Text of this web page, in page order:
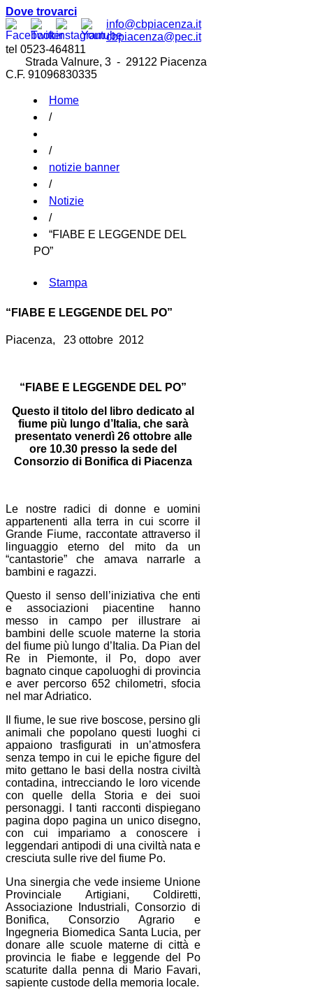
Dove trovarci
info@cbpiacenza.it
cbpiacenza@pec.it
tel 0523-464811
Strada Valnure, 3 - 29122 Piacenza
C.F. 91096830335
Home
/
/
notizie banner
/
Notizie
/
“FIABE E LEGGENDE DEL
PO”
Stampa
“FIABE E LEGGENDE DEL PO”
Piacenza, 23 ottobre 2012
“FIABE E LEGGENDE DEL PO”
Questo il titolo del libro dedicato al
fiume più lungo d’Italia, che sarà
presentato venerdì 26 ottobre alle
ore 10.30 presso la sede del
Consorzio di Bonifica di Piacenza
Le nostre radici di donne e uomini
appartenenti alla terra in cui scorre il
Grande Fiume, raccontate attraverso il
linguaggio eterno del mito da un
“cantastorie” che amava narrarle a
bambini e ragazzi.
Questo il senso dell’iniziativa che enti
e associazioni piacentine hanno
messo in campo per illustrare ai
bambini delle scuole materne la storia
del fiume più lungo d’Italia. Da Pian del
Re in Piemonte, il Po, dopo aver
bagnato cinque capoluoghi di provincia
e aver percorso 652 chilometri, sfocia
nel mar Adriatico.
Il fiume, le sue rive boscose, persino gli
animali che popolano questi luoghi ci
appaiono trasfigurati in un’atmosfera
senza tempo in cui le epiche figure del
mito gettano le basi della nostra civiltà
contadina, intrecciando le loro vicende
con quelle della Storia e dei suoi
personaggi. I tanti racconti dispiegano
pagina dopo pagina un unico disegno,
con cui impariamo a conoscere i
leggendari antipodi di una civiltà nata e
cresciuta sulle rive del fiume Po.
Una sinergia che vede insieme Unione
Provinciale Artigiani, Coldiretti,
Associazione Industriali, Consorzio di
Bonifica, Consorzio Agrario e
Ingegneria Biomedica Santa Lucia, per
donare alle scuole materne di città e
provincia le fiabe e leggende del Po
scaturite dalla penna di Mario Favari,
sapiente custode della memoria locale.